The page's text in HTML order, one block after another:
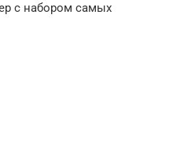
с набором самых